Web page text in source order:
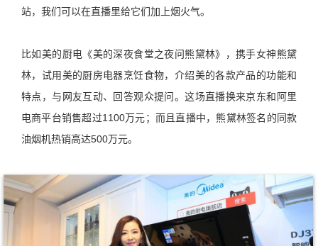
站，我们可以在直播里给它们加上烟火气。
比如美的厨电《美的深夜食堂之夜问熊黛林》，携手女神熊黛
林，试用美的厨房电器烹饪食物，介绍美的各款产品的功能和
特点，与网友互动、回答观众提问。这场直播换来京东和阿里
电商平台销售超过1100万元；而且直播中，熊黛林签名的同款
油烟机热销高达500万元。